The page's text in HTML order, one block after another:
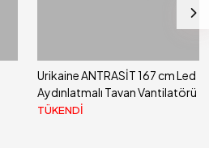
Urikaine ANTRASİT 167 cm Led
Aydınlatmalı Tavan Vantilatörü
TÜKENDİ